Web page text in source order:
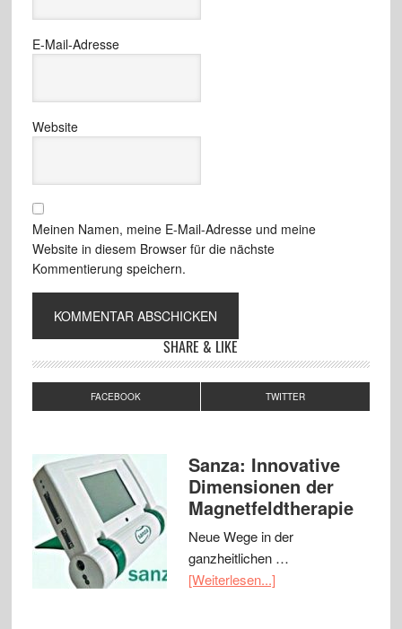
E-Mail-Adresse
Website
Meinen Namen, meine E-Mail-Adresse und meine
Website in diesem Browser für die nächste
Kommentierung speichern.
SHARE & LIKE
FACEBOOK TWITTER
Sanza: Innovative
Dimensionen der
Magnetfeldtherapie
Neue Wege in der
ganzheitlichen …
[Weiterlesen...]